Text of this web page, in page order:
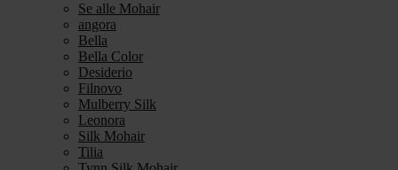
Se alle Mohair
angora
Bella
Bella Color
Desiderio
Filnovo
Mulberry Silk
Leonora
Silk Mohair
Tilia